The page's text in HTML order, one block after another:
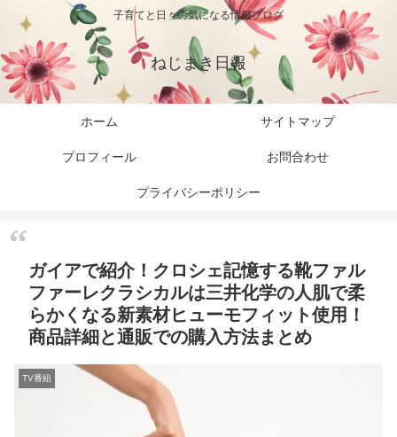
子育てと日々の気になる情報ブログ
ねじまき日報
ホーム サイトマップ
プロフィール お問合わせ
プライバシーポリシー
ガイアで紹介！クロシェ記憶する靴ファル
ファーレクラシカルは三井化学の人肌で柔
らかくなる新素材ヒューモフィット使用！
商品詳細と通販での購入方法まとめ
TV番組